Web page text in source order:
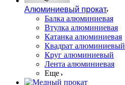
Алюминиевый прокат
Балка алюминиевая
Втулка алюминиевая
Катанка алюминиевая
Квадрат алюминиевый
Круг алюминиевый
Лента алюминиевая
Еще